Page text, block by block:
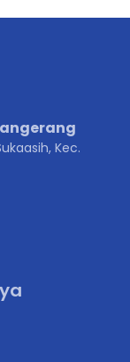
Kec.